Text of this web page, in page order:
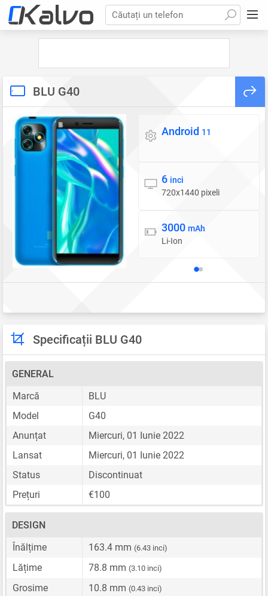
Căutați un telefon
BLU G40
Sistem de operare
Android 11
Display
6 inci
720x1440 pixeli
Baterie
3000 mAh
Li-Ion
Specificații BLU G40
GENERAL
Marcă
BLU
Model
G40
Anunțat
Miercuri, 01 Iunie 2022
Lansat
Miercuri, 01 Iunie 2022
Status
Discontinuat
Prețuri
€100
DESIGN
Înălțime
163.4 mm (6.43 inci)
Lățime 78.8 mm (3.10 inci)
Grosime 10.8 mm (0.43 inci)